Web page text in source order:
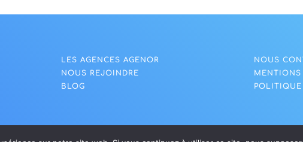
LES AGENCES AGENOR
NOUS REJOINDRE
BLOG
NOUS
MENTIONS